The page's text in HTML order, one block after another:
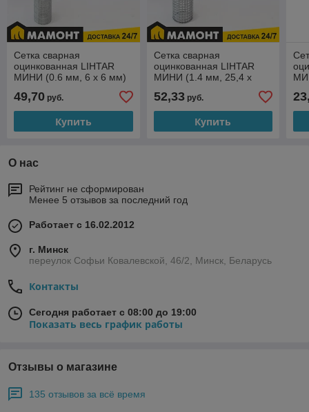
Сетка сварная
оцинкованная LIHTAR
МИНИ (0.6 мм, 6 x 6 мм)
49,70 руб.
Купить
Сетка сварная
оцинкованная LIHTAR
МИНИ (1.4 мм, 25,4 x
52,33руб.
Купить
О нас
Рейтинг не сформирован
Менее 5 отзывов за последний год
Работает с 16.02.2012
г. Минск
переулок Софьи Ковалевской, 46/2, Минск, Беларусь
Контакты
Сегодня работает с 08:00 до 19:00
Показать весь график работы
Отзывы о магазине
135 отзывов за всё время